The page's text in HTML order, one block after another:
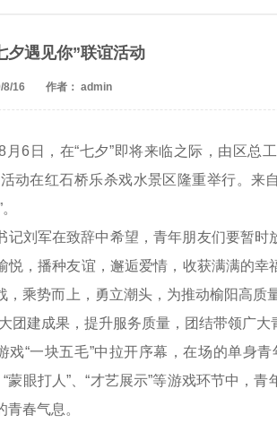
夕遇见你”联谊活动
8/16 作者： admin
月6日，在“七夕”即将来临之际，由区总
动在红石桥乐杀戏水景区隆重举行。
记刘军在致辞中希望，青年朋友们要暂
悦，播种友谊，邂逅爱情，收获满满的
，乘势而上，勇立潮头，为推动榆阳高质
团建成果，提升服务质量，团结带领广
戏“一块五毛”中拉开序幕，在场的单身
“蒙眼打人”、“才艺展示”等游戏环节中，
青春气息。